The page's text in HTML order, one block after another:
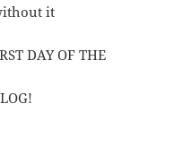
it
DAY OF THE